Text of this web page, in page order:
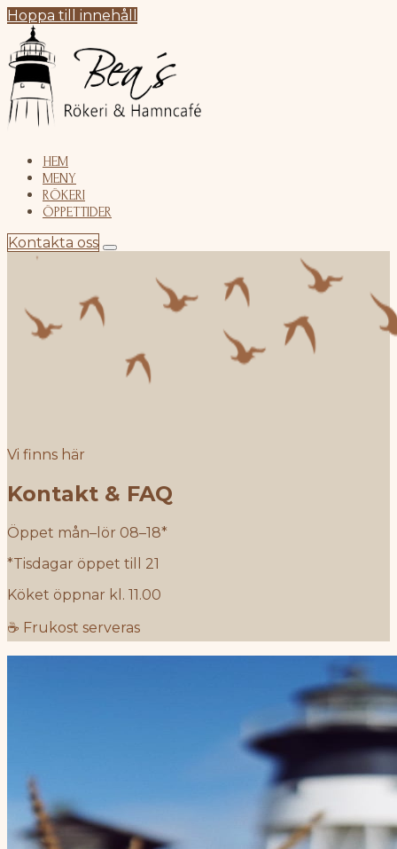
Hoppa till innehåll
HEM
MENY
RÖKERI
ÖPPETTIDER
Kontakta oss
RÖKERI
ÖPPETTIDER
KONTAKTA OSS
Vi finns här
Kontakt & FAQ
Öppet mån–lör 08–18*
*Tisdagar öppet till 21
Köket öppnar kl. 11.00
☕ Frukost serveras